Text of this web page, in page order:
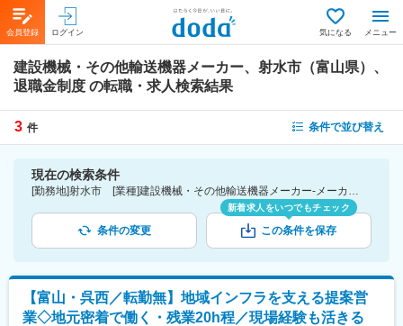
会員登録 ログイン 気になる メニュー
建設機械・その他輸送機器メーカー、射水市（富山県）、
退職金制度 の転職・求人検索結果
3 件 条件で並び替え
現在の検索条件
[勤務地]射水市 [業種]建設機械・その他輸送機器メーカー-メーカー（機械・電気）業界 [詳細条件](待遇・福利厚生)退職金制度
条件の変更
新着求人をいつでもチェック
この条件を保存
【富山・呉西／転勤無】地域インフラを支える提案営
業◇地元密着で働く・残業20h程／現場経験も活きる